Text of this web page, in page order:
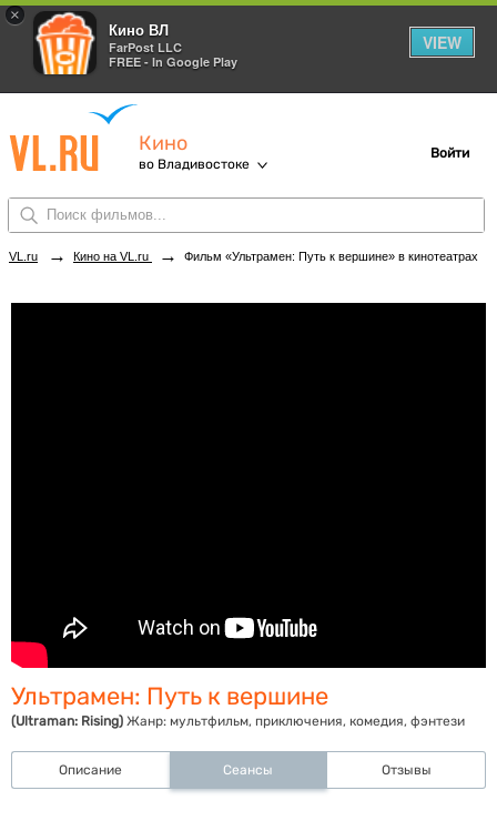
×
Кино ВЛ
FarPost LLC
FREE - In Google Play
VIEW
Кино
во Владивостоке
Войти
VL.ru → Кино на VL.ru → Фильм «Ультрамен: Путь к вершине» в кинотеатрах Владивостока. Купить билеты!
Ультрамен: Путь к вершине
(Ultraman: Rising) Жанр: мультфильм, приключения, комедия, фэнтези
Описание Сеансы Отзывы